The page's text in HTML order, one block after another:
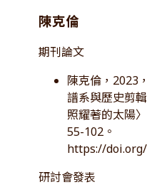
陳克倫
期刊論文
陳克倫，2023
譜系與歷史剪
照耀著的太陽
55-102。
https://doi.org/
研討會發表